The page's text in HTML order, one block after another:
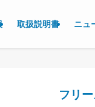
取扱説明書 ニュ
フリ